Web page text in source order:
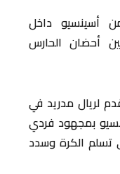
أسينسيو داخل
أحضان الحارس
لريال مدريد في
أسينسيو بمجهود فردي
تسلم الكرة وسدد